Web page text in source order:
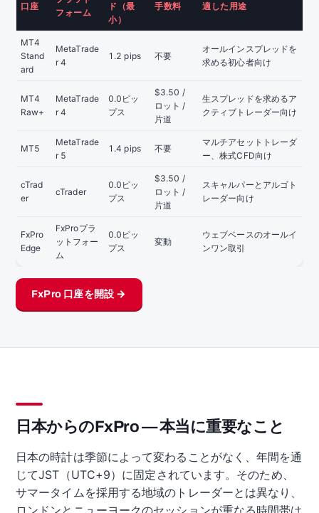
口座
フォーム
ド（最
小）
手数料 適した用途
MT4
Stand
ard
MetaTrade
r 4
1.2 pips 不要
オールインスプレッドを
求める初心者向け
MT4
Raw+
MetaTrade
r 4
0.0ピッ
プス
$3.50 /
ロット /
片道
生スプレッドを求めるア
クティブトレーダー向け
MT5
MetaTrade
r 5
1.4 pips 不要
マルチアセットトレーダ
ー、株式CFD向け
cTrad
er
cTrader
0.0ピッ
プス
$3.50 /
ロット /
片道
スキャルパーとアルゴト
レーダー向け
FxPro
Edge
FxProプラ
ットフォー
ム
0.0ピッ
プス
変動
ウェブベースのオールイ
ンワン取引
FxPro 口座を開設 →
日本からのFxPro — 本当に重要なこと
日本の時計は季節によって変わることがなく、年間を通
じてJST（UTC+9）に固定されています。そのため、
サマータイムを採用する地域のトレーダーとは異なり、